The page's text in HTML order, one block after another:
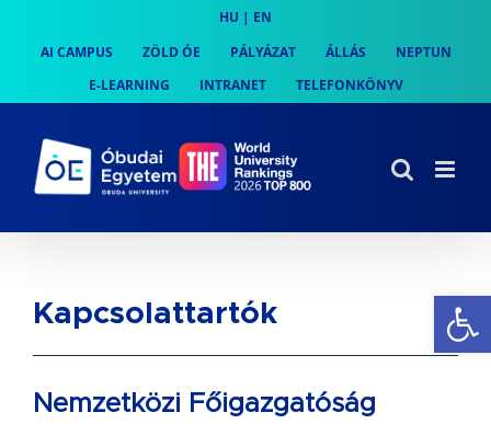
content
HU | EN
AI CAMPUS
ZÖLD ÓE PÁLYÁZAT ÁLLÁS
NEPTUN
E-LEARNING
INTRANET TELEFONKÖNYV
Kapcsolattartók
Nemzetközi Főigazgatóság